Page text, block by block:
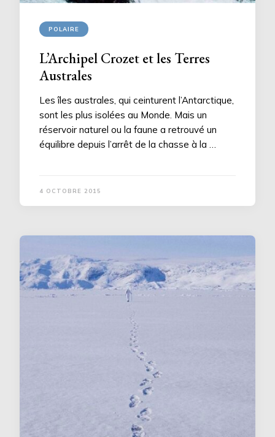
POLAIRE
L’Archipel Crozet et les Terres
Australes
Les îles australes, qui ceinturent l’Antarctique,
sont les plus isolées au Monde. Mais un
réservoir naturel ou la faune a retrouvé un
équilibre depuis l’arrêt de la chasse à la …
4 OCTOBRE 2015